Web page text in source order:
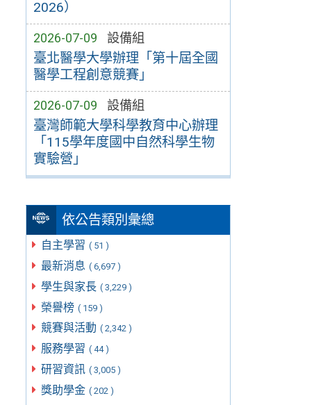
2026）
2026-07-09 設備組
臺北醫學大學辦理「第十屆全國
醫學工程創意競賽」
2026-07-09 設備組
臺灣師範大學科學教育中心辦理
「115學年度國中自然科學生物
實驗營」
依公告類別彙總
自主學習 ( 51 )
最新消息 ( 6,697 )
學生與家長 ( 3,229 )
榮譽榜 ( 159 )
競賽與活動 ( 2,342 )
服務學習 ( 44 )
研習資訊 ( 3,005 )
獎助學金 ( 202 )